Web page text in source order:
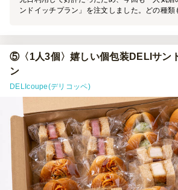
ンドイッチプラン」を注文しました。どの種
きく見やすく表示されていると、さらに選びや
⑤〈1人3個〉嬉しい個包装DELIサン
ン
DELIcoupe(デリコッペ)